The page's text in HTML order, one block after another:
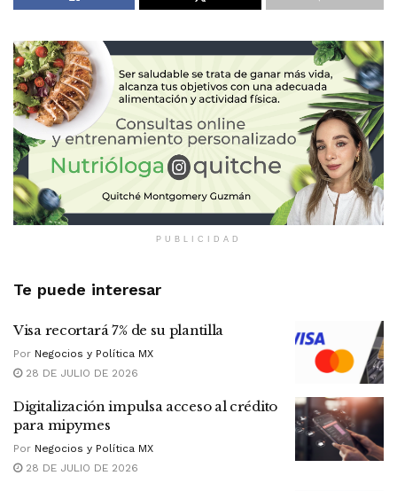
PUBLICIDAD
Te puede interesar
Visa recortará 7% de su plantilla
Por Negocios y Política MX
28 DE JULIO DE 2026
Digitalización impulsa acceso al crédito
para mipymes
Por Negocios y Política MX
28 DE JULIO DE 2026